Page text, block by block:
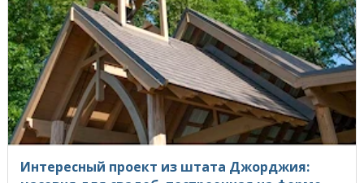
Интересный проект из штата Джорджия: